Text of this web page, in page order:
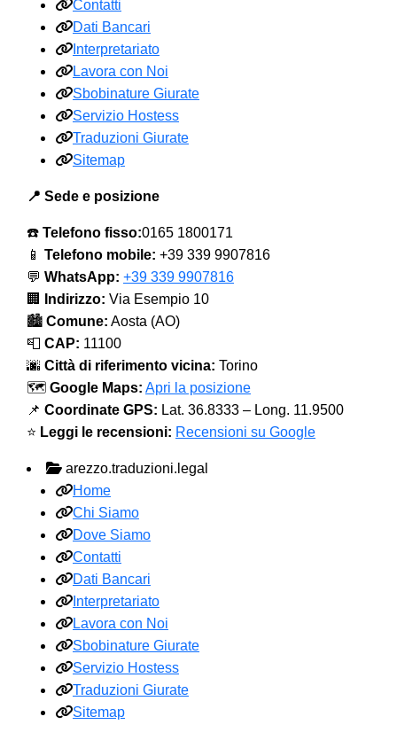
Contatti
Dati Bancari
Interpretariato
Lavora con Noi
Sbobinature Giurate
Servizio Hostess
Traduzioni Giurate
Sitemap
📍 Sede e posizione
☎️ Telefono fisso:0165 1800171
📱 Telefono mobile: +39 339 9907816
💬 WhatsApp: +39 339 9907816
🏢
Indirizzo: Via Esempio 10
🏙️ Comune: Aosta (AO)
📮 CAP: 11100
🌆 Città di riferimento vicina: Torino
🗺️ Google Maps: Apri la posizione
📌 Coordinate GPS: Lat. 36.8333 – Long. 11.9500
⭐ Leggi le recensioni: Recensioni su Google
arezzo.traduzioni.legal
Home
Chi Siamo
Dove Siamo
Contatti
Dati Bancari
Interpretariato
Lavora con Noi
Sbobinature Giurate
Servizio Hostess
Traduzioni Giurate
Sitemap